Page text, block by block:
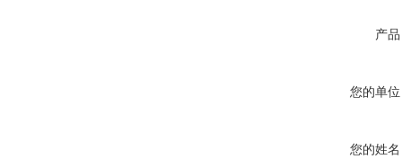
产品
您的单位
您的姓名